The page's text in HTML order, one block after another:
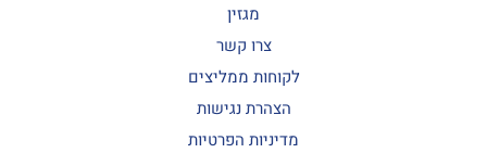
מגזין
צרו קשר
לקוחות ממליצים
הצהרת נגישות
מדיניות הפרטיות